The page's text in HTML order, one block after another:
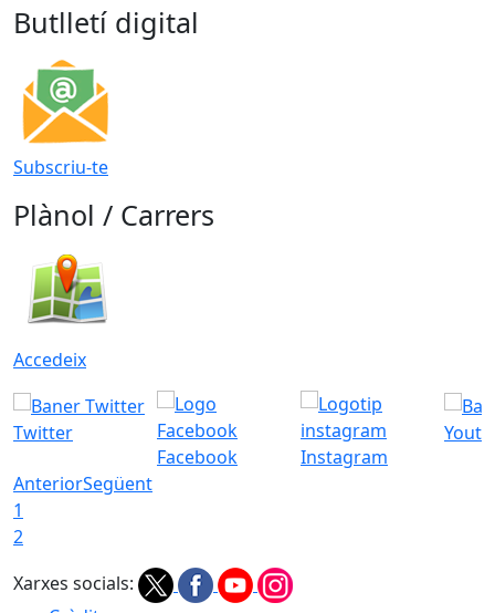
Butlletí digital
Subscriu-te
Plànol / Carrers
Accedeix
Twitter
Facebook
Instagram
AnteriorSegüent
1
2
Xarxes socials: